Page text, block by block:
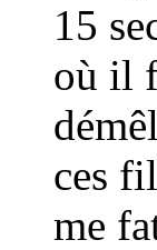
15
où il
ces
me